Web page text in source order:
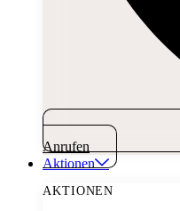
Anrufen
Aktionen
AKTIONEN